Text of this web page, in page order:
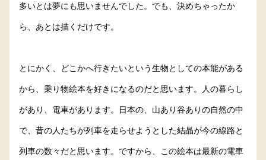
多いとは夢にも思いませんでした。でも、決めちゃったか
ら、あとは描くだけです。
とにかく、どこかへ行きたいという生物としての本能がある
から、乗り物絵本を好きになるのだと思います。人の暮らし
があり、電車があります。日本の、山あり谷ありの自然の中
で、昔の人たちが列車を走らせようとした結晶が今の線路と
列車の数々だと思います。ですから、この絵本は最新の電車